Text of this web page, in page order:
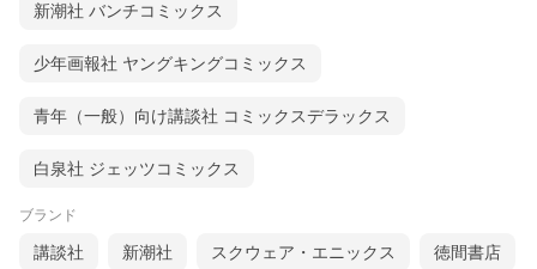
新潮社 バンチコミックス
少年画報社 ヤングキングコミックス
青年（一般）向け講談社 コミックスデラックス
白泉社 ジェッツコミックス
ブランド
講談社 新潮社 スクウェア・エニックス 徳間書店